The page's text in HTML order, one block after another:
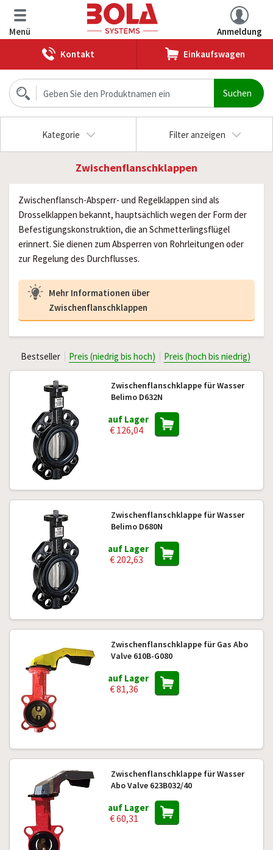
Menü
Anmeldung
Kontakt
Einkaufswagen
Kategorie Filter anzeigen
Zwischenflanschklappen
Zwischenflansch-Absperr- und Regelklappen sind als
Drosselklappen bekannt, hauptsächlich wegen der Form der
Befestigungskonstruktion, die an Schmetterlingsflügel
erinnert. Sie dienen zum Absperren von Rohrleitungen oder
zur Regelung des Durchflusses.
Mehr Informationen über
Zwischenflanschklappen
Bestseller Preis (niedrig bis hoch) Preis (hoch bis niedrig)
Zwischenflanschklappe für Wasser
Belimo D632N
auf Lager
€ 126,04
Zwischenflanschklappe für Wasser
Belimo D680N
auf Lager
€ 202,63
Zwischenflanschklappe für Gas Abo
Valve 610B-G080
auf Lager
€ 81,36
Zwischenflanschklappe für Wasser
Abo Valve 623B032/40
auf Lager
€ 60,31